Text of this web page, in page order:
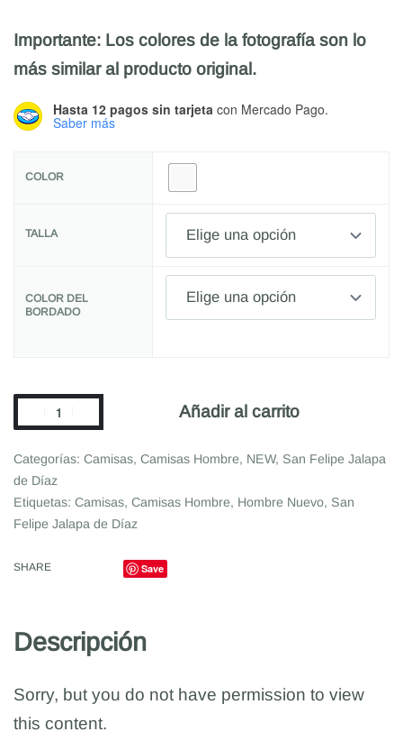
Importante: Los colores de la fotografía son lo
más similar al producto original.
Hasta 12 pagos sin tarjeta con Mercado Pago.
Saber más
COLOR
TALLA
COLOR DEL
BORDADO
Añadir al carrito
Categorías: Camisas, Camisas Hombre, NEW, San Felipe Jalapa
de Díaz
Etiquetas: Camisas, Camisas Hombre, Hombre Nuevo, San
Felipe Jalapa de Díaz
SHARE Save
Descripción
Sorry, but you do not have permission to view
this content.